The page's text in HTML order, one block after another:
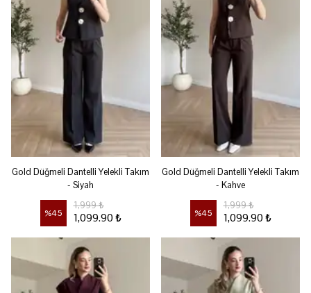
Gold Düğmeli Dantelli Yelekli Takım
- Siyah
%45
1,999 ₺
1,099.90 ₺
Gold Düğmeli Dantelli Yelekli Takım
- Kahve
%45
1,999 ₺
1,099.90 ₺